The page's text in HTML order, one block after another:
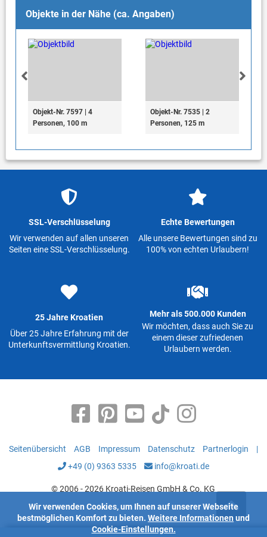
Objekte in der Nähe (ca. Angaben)
Objekt-Nr. 7597 | 4
Personen, 100 m
Objekt-Nr. 7535 | 2
Personen, 125 m
SSL-Verschlüsselung
Wir verwenden auf allen unseren
Seiten eine SSL-Verschlüsselung.
Echte Bewertungen
Alle unsere Bewertungen sind zu
100% von echten Urlaubern!
25 Jahre Kroatien
Über 25 Jahre Erfahrung mit der
Unterkunftsvermittlung Kroatien.
Mehr als 500.000 Kunden
Wir möchten, dass auch Sie zu
einem dieser zufriedenen
Urlaubern werden.
Seitenübersicht AGB Impressum Datenschutz Partnerlogin
|
+49 (0) 9363 5335
info@kroati.de
© 2006 - 2026 Kroati-Reisen GmbH & Co. KG
Wir verwenden Cookies, um Ihnen auf unserer Webseite
bestmöglichen Komfort zu bieten. Weitere Informationen und
Cookie-Einstellungen.